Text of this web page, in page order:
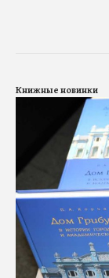
Книжные новинки